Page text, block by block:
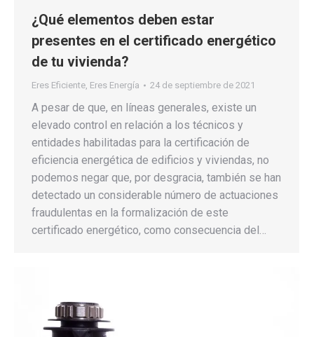
¿Qué elementos deben estar
presentes en el certificado energético
de tu vivienda?
Eres Eficiente, Eres Energía 24 de septiembre de 2021
A pesar de que, en líneas generales, existe un
elevado control en relación a los técnicos y
entidades habilitadas para la certificación de
eficiencia energética de edificios y viviendas, no
podemos negar que, por desgracia, también se han
detectado un considerable número de actuaciones
fraudulentas en la formalización de este
certificado energético, como consecuencia del…